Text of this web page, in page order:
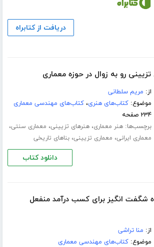
دریافت از کتابراه
رو به زوال در حوزه معماری
از: مریم سلطانی
موضوع:کتاب‌های هنری،کتاب‌های مهندسی معماری
۲۳۴ صفحه
برچسب‌ها:هنر معماری،هنرهای تزیینی، معماری سنتی،
معماری ایرانی، معماری تزیینی،بناهای تاریخی
دانلود کتاب
شگفت انگیز برای کسب درآمد منفعل
از: منا تراشی
موضوع:کتاب‌های مهندسی معماری